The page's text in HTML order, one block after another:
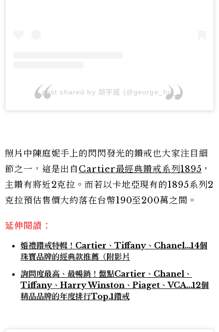
A post shared by 胡宇威 (@george_hu__)
照片中陳庭妮手上的閃閃發光的鑽戒也大家注目細
節之一，這是出自Cartier最經典鑽戒系列1895 ，
主鑽有將近2克拉。而若以卡地亞現有的1895系列2
克拉預估售價大約落在台幣190至200萬之間。
延伸閱讀：
婚禮鑽戒特輯！Cartier、Tiffany、Chanel...14個
珠寶品牌的經典款推薦（附影片
詢問度最高、最暢銷！盤點Cartier、Chanel、
Tiffany、Harry Winston、Piaget、VCA…12個
精品品牌的年度排行Top.1鑽戒